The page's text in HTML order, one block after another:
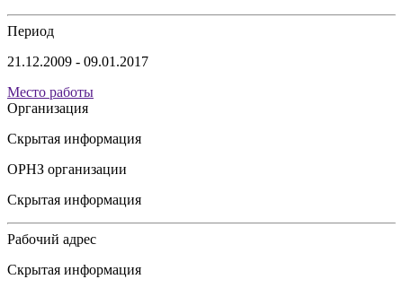
Период
21.12.2009 - 09.01.2017
Место работы
Организация
Скрытая информация
ОРНЗ организации
Скрытая информация
Рабочий адрес
Скрытая информация